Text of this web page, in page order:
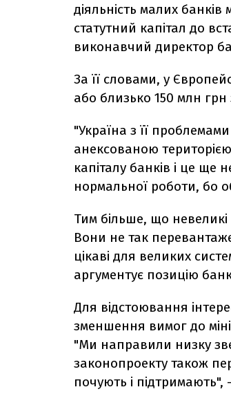
діяльність малих
статутний капітал до
виконавчий директор
За її словами, у
або близько 150 млн
"Україна з її
анексованою
капіталу банків і це
нормальної роботи, бо
Тим більше, що
Вони не так
цікаві для великих
аргументує позицію
Для відстоювання
зменшення вимог до
"Ми направили низку
законопроекту також
почують і